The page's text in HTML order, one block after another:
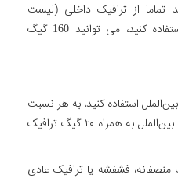
تماما از ترافیک داخلی (لیست
سایتهای دارای ترافیک داخلی) استفاده کنید، می توانید 160 گیگ
استفاده کنید، به هر نسبت
دلخواه؛ برای مثال ۴۰ گیگ ترافیک بین‌الملل به همراه ۲۰ گیگ ترافیک
فشفشه یا ترافیک عادی